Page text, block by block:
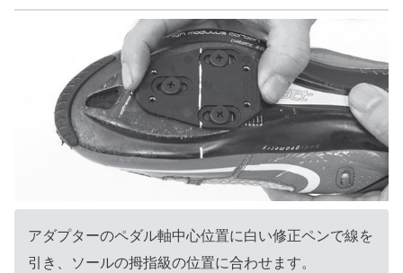
アダプターのペダル軸中心位置に白い修正ペンで線を
引き、ソールの拇指級の位置に合わせます。